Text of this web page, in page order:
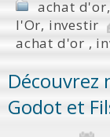
achat d'or
l'Or, investir
achat d'or,
Découvrez
Godot et